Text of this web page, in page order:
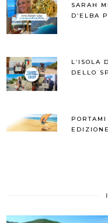
SARAH
D’ELBA
L’ISOLA
DELLO
EDIZIONE